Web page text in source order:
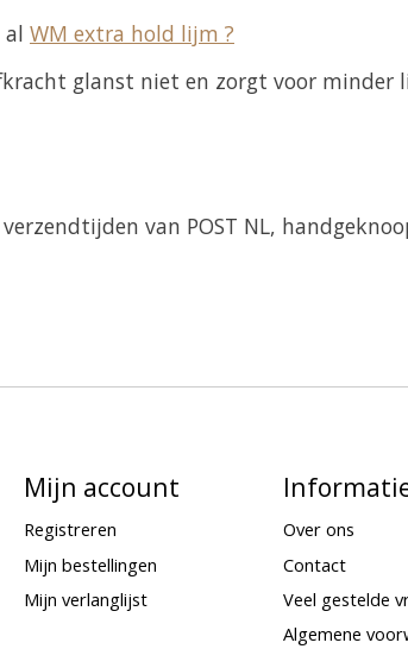
al WM extra hold lijm ?
glanst niet en zorgt voor minder
van POST NL,
Mijn account
Registreren
Mijn bestellingen
Mijn verlanglijst
Over ons
Contact
Veel gestelde
Algemene